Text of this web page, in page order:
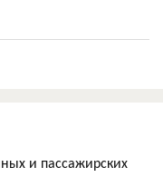
и пассажирских